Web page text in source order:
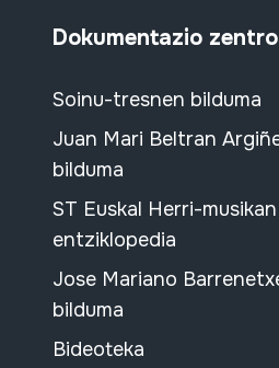
Dokumentazio
Soinu-tresnen bilduma
Juan Mari Beltran
bilduma
ST Euskal Herri-musikan
entziklopedia
Jose Mariano
bilduma
Bideoteka